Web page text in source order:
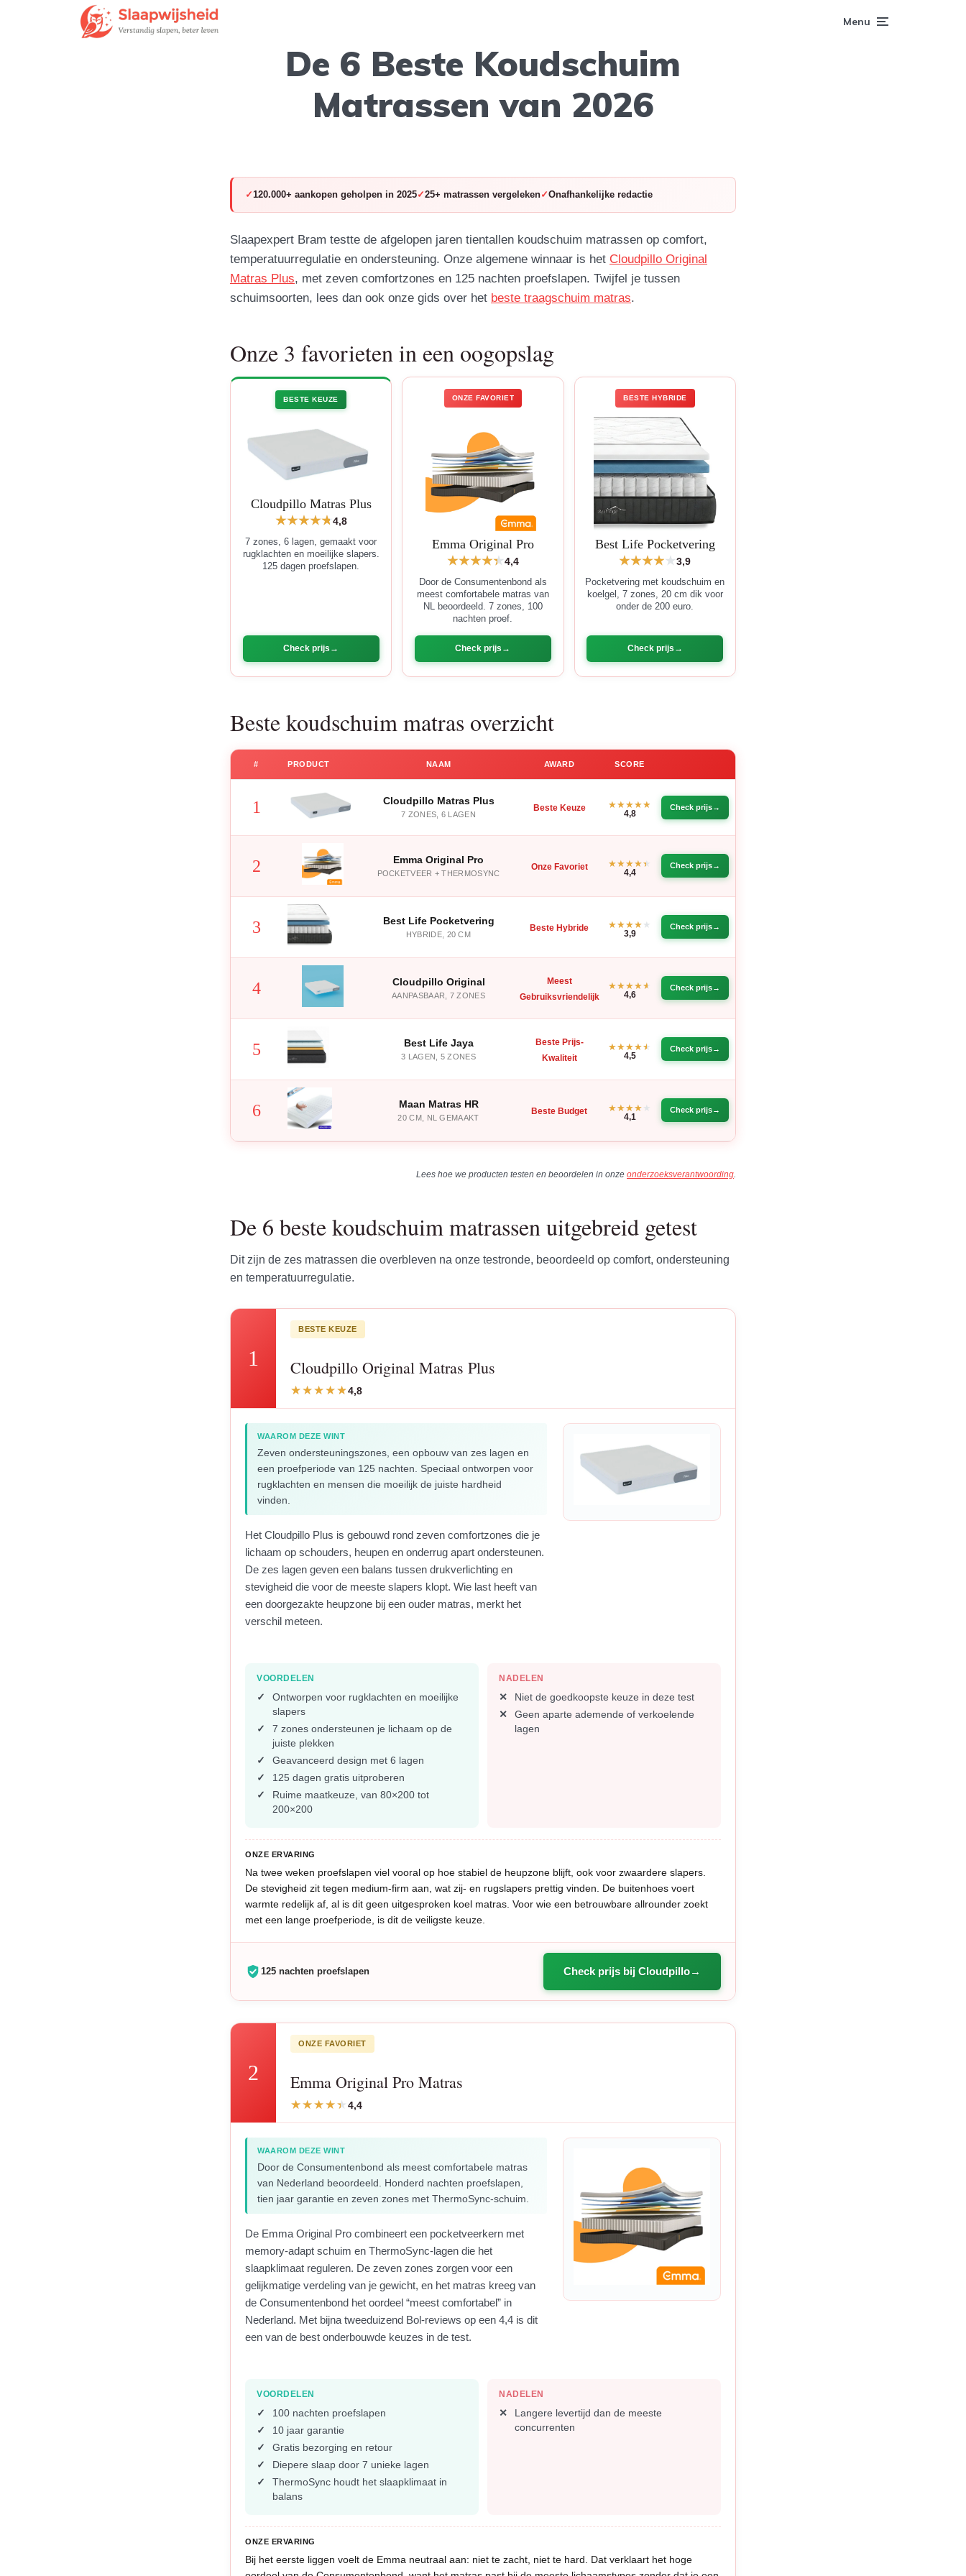
Menu
De 6 Beste Koudschuim
Matrassen van 2026
120.000+ aankopen geholpen in 2025 25+ matrassen vergeleken Onafhankelijke redactie
Slaapexpert Bram testte de afgelopen jaren tientallen koudschuim matrassen op comfort,
temperatuurregulatie en ondersteuning. Onze algemene winnaar is het Cloudpillo Original
Matras Plus, met zeven comfortzones en 125 nachten proefslapen. Twijfel je tussen
schuimsoorten, lees dan ook onze gids over het beste traagschuim matras.
Onze 3 favorieten in een oogopslag
BESTE KEUZE
Cloudpillo Matras Plus
4,8
7 zones, 6 lagen, gemaakt voor
rugklachten en moeilijke slapers.
125 dagen proefslapen.
Check prijs
ONZE FAVORIET
Emma Original Pro
4,4
Door de Consumentenbond als
meest comfortabele matras van
NL beoordeeld. 7 zones, 100
nachten proef.
Check prijs
BESTE HYBRIDE
Best Life Pocketvering
3,9
Pocketvering met koudschuim en
koelgel, 7 zones, 20 cm dik voor
onder de 200 euro.
Check prijs
Beste koudschuim matras overzicht
# PRODUCT NAAM AWARD SCORE
1 Cloudpillo Matras Plus
7 ZONES, 6 LAGEN
Beste Keuze
4,8
Check prijs
2 Emma Original Pro
POCKETVEER + THERMOSYNC
Onze Favoriet
4,4
Check prijs
3 Best Life Pocketvering
HYBRIDE, 20 CM
Beste Hybride
3,9
Check prijs
4 Cloudpillo Original
AANPASBAAR, 7 ZONES
Meest
Gebruiksvriendelijk
4,6
Check prijs
5 Best Life Jaya
3 LAGEN, 5 ZONES
Beste Prijs-
Kwaliteit
4,5
Check prijs
6 Maan Matras HR
20 CM, NL GEMAAKT
Beste Budget
4,1
Check prijs
Lees hoe we producten testen en beoordelen in onze onderzoeksverantwoording.
De 6 beste koudschuim matrassen uitgebreid getest
Dit zijn de zes matrassen die overbleven na onze testronde, beoordeeld op comfort, ondersteuning
en temperatuurregulatie.
1
BESTE KEUZE
Cloudpillo Original Matras Plus
4,8
WAAROM DEZE WINT
Zeven ondersteuningszones, een opbouw van zes lagen en
een proefperiode van 125 nachten. Speciaal ontworpen voor
rugklachten en mensen die moeilijk de juiste hardheid
vinden.
Het Cloudpillo Plus is gebouwd rond zeven comfortzones die je
lichaam op schouders, heupen en onderrug apart ondersteunen.
De zes lagen geven een balans tussen drukverlichting en
stevigheid die voor de meeste slapers klopt. Wie last heeft van
een doorgezakte heupzone bij een ouder matras, merkt het
verschil meteen.
VOORDELEN
Ontworpen voor rugklachten en moeilijke
slapers
7 zones ondersteunen je lichaam op de
juiste plekken
Geavanceerd design met 6 lagen
125 dagen gratis uitproberen
Ruime maatkeuze, van 80×200 tot
200×200
NADELEN
Niet de goedkoopste keuze in deze test
Geen aparte ademende of verkoelende
lagen
ONZE ERVARING
Na twee weken proefslapen viel vooral op hoe stabiel de heupzone blijft, ook voor zwaardere slapers.
De stevigheid zit tegen medium-firm aan, wat zij- en rugslapers prettig vinden. De buitenhoes voert
warmte redelijk af, al is dit geen uitgesproken koel matras. Voor wie een betrouwbare allrounder zoekt
met een lange proefperiode, is dit de veiligste keuze.
125 nachten proefslapen Check prijs bij Cloudpillo
2
ONZE FAVORIET
Emma Original Pro Matras
4,4
WAAROM DEZE WINT
Door de Consumentenbond als meest comfortabele matras
van Nederland beoordeeld. Honderd nachten proefslapen,
tien jaar garantie en zeven zones met ThermoSync-schuim.
De Emma Original Pro combineert een pocketveerkern met
memory-adapt schuim en ThermoSync-lagen die het
slaapklimaat reguleren. De zeven zones zorgen voor een
gelijkmatige verdeling van je gewicht, en het matras kreeg van
de Consumentenbond het oordeel “meest comfortabel” in
Nederland. Met bijna tweeduizend Bol-reviews op een 4,4 is dit
een van de best onderbouwde keuzes in de test.
VOORDELEN
100 nachten proefslapen
10 jaar garantie
Gratis bezorging en retour
Diepere slaap door 7 unieke lagen
ThermoSync houdt het slaapklimaat in
balans
NADELEN
Langere levertijd dan de meeste
concurrenten
ONZE ERVARING
Bij het eerste liggen voelt de Emma neutraal aan: niet te zacht, niet te hard. Dat verklaart het hoge